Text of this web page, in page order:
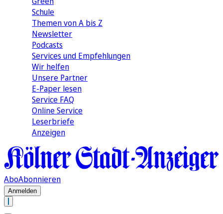
Schule
Themen von A bis Z
Newsletter
Podcasts
Services und Empfehlungen
Wir helfen
Unsere Partner
E-Paper lesen
Service FAQ
Online Service
Leserbriefe
Anzeigen
AboAbonnieren
Anmelden